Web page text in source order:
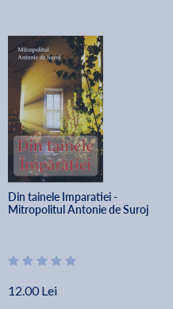
Din tainele Imparatiei -
Mitropolitul Antonie de Suroj
12.00 Lei